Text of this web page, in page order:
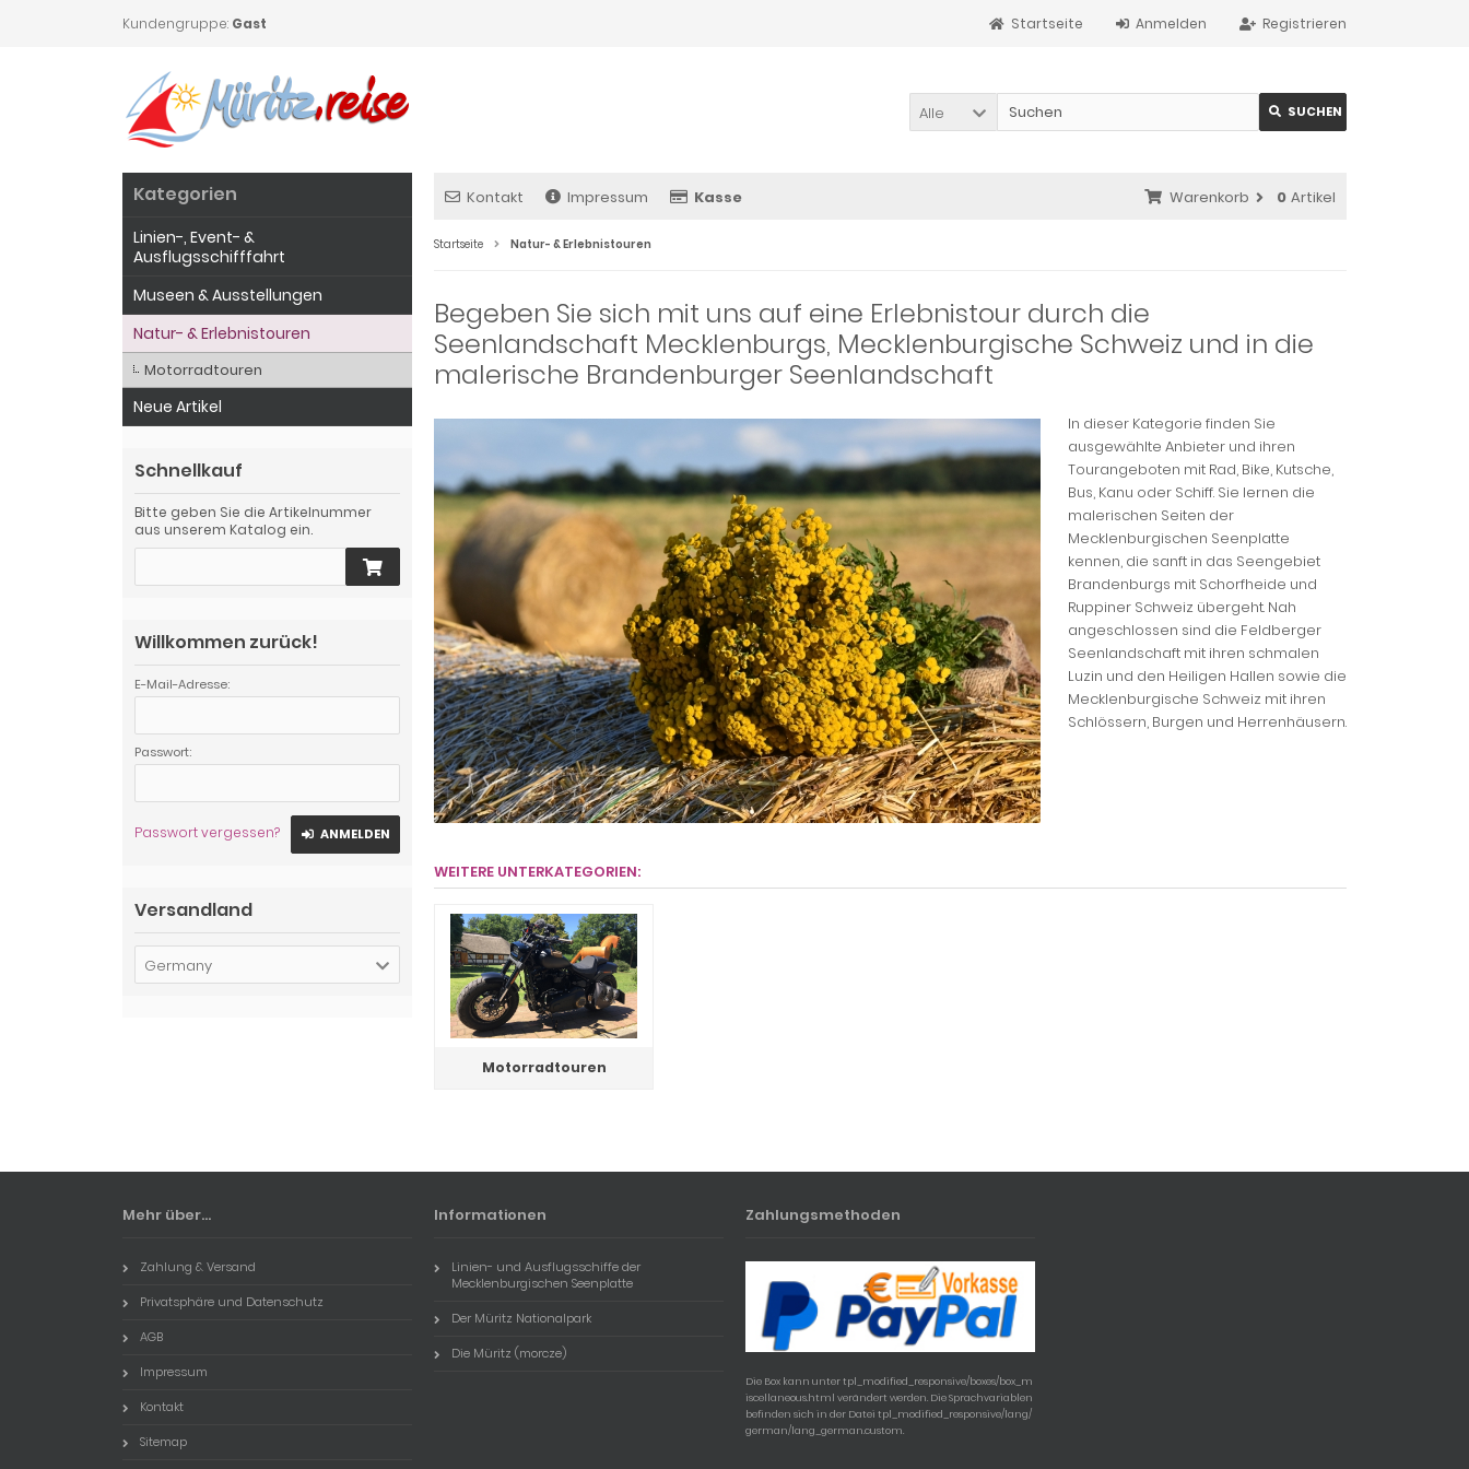
Kundengruppe: Gast Registrieren
Anmelden
Startseite
Alle SUCHEN
Kontakt Impressum Kasse Warenkorb 0 Artikel
Startseite Natur- & Erlebnistouren
Begeben Sie sich mit uns auf eine Erlebnistour durch die
Seenlandschaft Mecklenburgs, Mecklenburgische Schweiz und in die
malerische Brandenburger Seenlandschaft
In dieser Kategorie finden Sie
ausgewählte Anbieter und ihren
Tourangeboten mit Rad, Bike, Kutsche,
Bus, Kanu oder Schiff. Sie lernen die
malerischen Seiten der
Mecklenburgischen Seenplatte
kennen, die sanft in das Seengebiet
Brandenburgs mit Schorfheide und
Ruppiner Schweiz übergeht. Nah
angeschlossen sind die Feldberger
Seenlandschaft mit ihren schmalen
Luzin und den Heiligen Hallen sowie die
Mecklenburgische Schweiz mit ihren
Schlössern, Burgen und Herrenhäusern.
WEITERE UNTERKATEGORIEN:
Motorradtouren
Kategorien
Linien-, Event- &
Ausflugsschifffahrt
Museen & Ausstellungen
Natur- & Erlebnistouren
Motorradtouren
Neue Artikel
Schnellkauf
Bitte geben Sie die Artikelnummer
aus unserem Katalog ein.
Willkommen zurück!
E-Mail-Adresse:
Passwort:
Passwort vergessen? ANMELDEN
Versandland
Germany
Mehr über...
Zahlung & Versand
Privatsphäre und Datenschutz
AGB
Impressum
Kontakt
Sitemap
Informationen
Linien- und Ausflugsschiffe der
Mecklenburgischen Seenplatte
Der Müritz Nationalpark
Die Müritz (morcze)
Zahlungsmethoden
Die Box kann unter tpl_modified_responsive/boxes/box_m
iscellaneous.html verändert werden. Die Sprachvariablen
befinden sich in der Datei tpl_modified_responsive/lang/
german/lang_german.custom.